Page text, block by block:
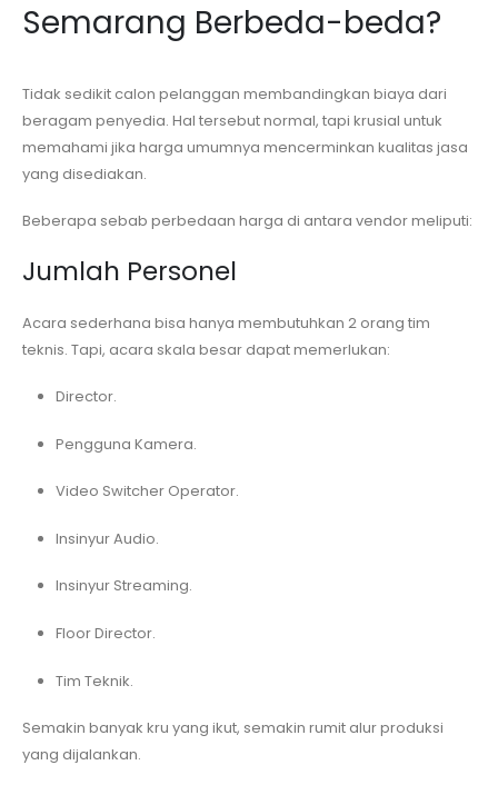
Semarang Berbeda-beda?
Tidak sedikit calon pelanggan membandingkan biaya dari
beragam penyedia. Hal tersebut normal, tapi krusial untuk
memahami jika harga umumnya mencerminkan kualitas jasa
yang disediakan.
Beberapa sebab perbedaan harga di antara vendor meliputi:
Jumlah Personel
Acara sederhana bisa hanya membutuhkan 2 orang tim
teknis. Tapi, acara skala besar dapat memerlukan:
Director.
Pengguna Kamera.
Video Switcher Operator.
Insinyur Audio.
Insinyur Streaming.
Floor Director.
Tim Teknik.
Semakin banyak kru yang ikut, semakin rumit alur produksi
yang dijalankan.